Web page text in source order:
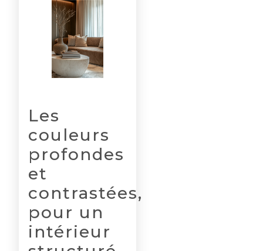
Les
couleurs
profondes
et
contrastées,
pour un
intérieur